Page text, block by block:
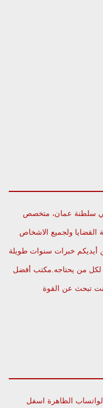
في سلطنة عمان، متخصص
القضايا ولجميع الاشخاص
أيديكم خبرات سنوات طويلة
لكل من يحتاجه.مكتب أفضل
تبحث عن القوة
الظاهرة اسفل